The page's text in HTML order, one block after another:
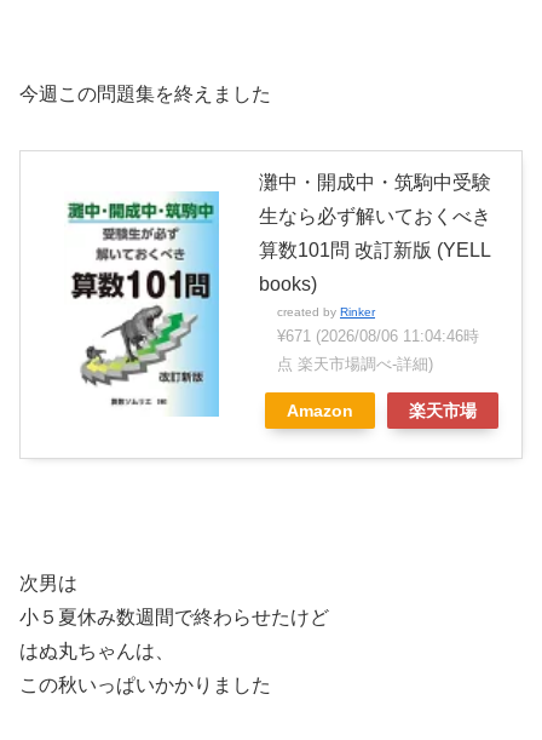
今週この問題集を終えました
灘中・開成中・筑駒中受験
生なら必ず解いておくべき
算数101問 改訂新版 (YELL
books)
created by Rinker
¥671 (2026/08/06 11:04:46時
点 楽天市場調べ-詳細)
Amazon 楽天市場
次男は
小５夏休み数週間で終わらせたけど
はぬ丸ちゃんは、
この秋いっぱいかかりました